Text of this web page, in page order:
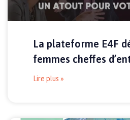
La plateforme E4F
femmes cheffes
Lire plus »